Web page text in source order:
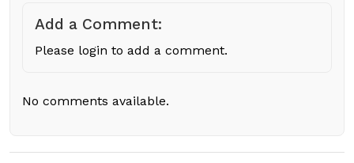
Add a Comment:
Please login to add a comment.
No comments available.